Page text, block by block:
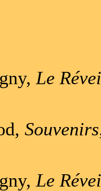
Le
Souvenirs
Le